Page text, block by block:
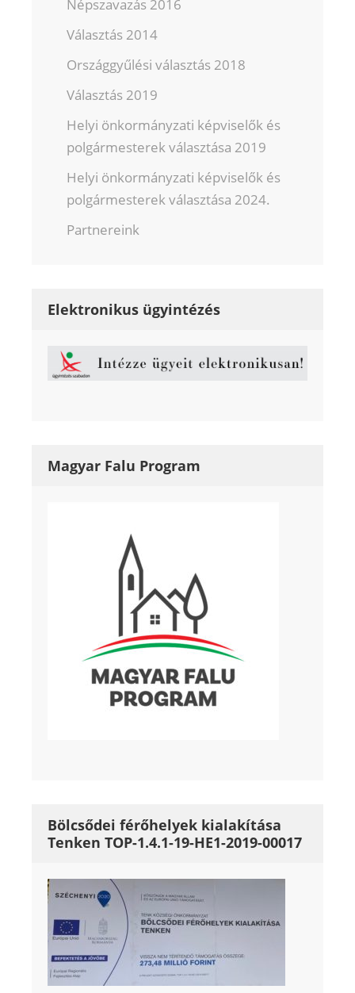
Népszavazás 2016
Választás 2014
Országgyűlési választás 2018
Választás 2019
Helyi önkormányzati képviselők és
polgármesterek választása 2019
Helyi önkormányzati képviselők és
polgármesterek választása 2024.
Partnereink
Elektronikus ügyintézés
Magyar Falu Program
Bölcsődei férőhelyek kialakítása
Tenken TOP-1.4.1-19-HE1-2019-00017